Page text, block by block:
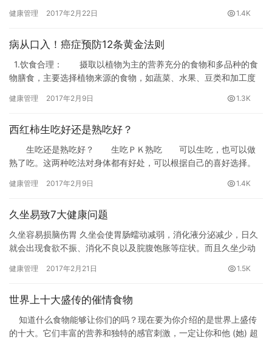
健康管理 2017年2月22日 1.4K
病从口入！癌症预防12条黄金法则
1.饮食合理： 摄取以植物为主的营养充分的食物和多品种的食
物膳食，主要选择植物来源的食物，如蔬菜、水果、豆类和加工度
健康管理 2017年2月9日 1.3K
西红柿生吃好还是熟吃好？
生吃还是熟吃好？ 生吃ＰＫ熟吃 可以生吃，也可以做
熟了吃。这两种吃法对身体都有好处，可以根据自己的喜好选择。
等都很好，生吃吸收率低。如果摄取维生素C，则生熟均可，因为番
得钾和膳食纤维，也是生熟均可。
健康管理 2017年2月9日 1.4K
久坐易致7大健康问题
久坐容易损脑伤胃 久坐会使胃肠蠕动减弱，消化液分泌减少，日久
就会出现食欲不振、消化不良以及脘腹饱胀等症状。而且久坐少动
健康管理 2017年2月21日 1.5K
世界上十大盛传的催情食物
知道什么食物能够让你们的吗？现在要为你介绍的是世界上盛传
的十大。它们丰富的营养和独特的感官刺激，一定让你和他 (她) 超